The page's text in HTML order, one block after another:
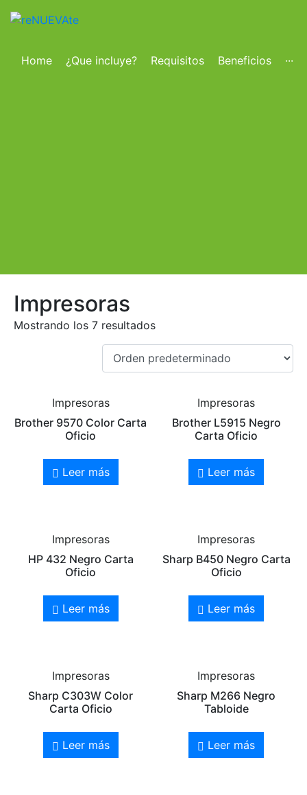
Home ¿Que incluye? Requisitos Beneficios ···
Impresoras
Mostrando los 7 resultados
Impresoras
Brother 9570 Color Carta
Oficio
Leer más
Impresoras
Brother L5915 Negro
Carta Oficio
Leer más
Impresoras
HP 432 Negro Carta
Oficio
Leer más
Impresoras
Sharp B450 Negro Carta
Oficio
Leer más
Impresoras
Sharp C303W Color
Carta Oficio
Leer más
Impresoras
Sharp M266 Negro
Tabloide
Leer más